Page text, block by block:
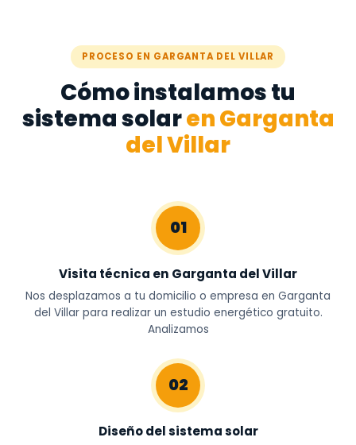
PROCESO EN GARGANTA DEL VILLAR
Cómo instalamos tu
sistema solaren Garganta
del Villar
01
Visita técnica en Garganta del Villar
Nos desplazamos a tu domicilio o empresa en Garganta
del Villar para realizar un estudio energético gratuito.
Analizamos
02
Diseño del sistema solar